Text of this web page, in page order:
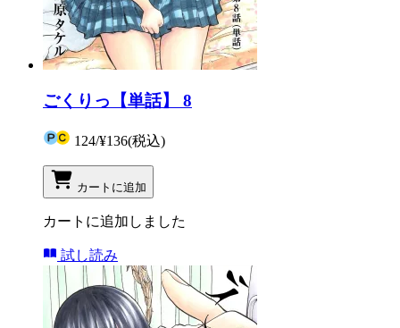
ごくりっ【単話】 8
124/¥136(税込)
カートに追加
カートに追加しました
試し読み